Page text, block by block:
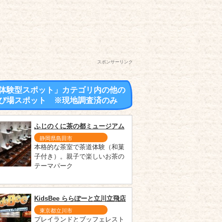
スポンサーリンク
験型スポット」カテゴリ内の他の
場スポット ※現地調査済のみ
ふじのくに茶の都ミュージアム
静岡県島田市
本格的な茶室で茶道体験（和菓
子付き）。親子で楽しいお茶の
テーマパーク
KidsBee ららぽーと立川立飛店
東京都立川市
プレイランドとブッフェレスト